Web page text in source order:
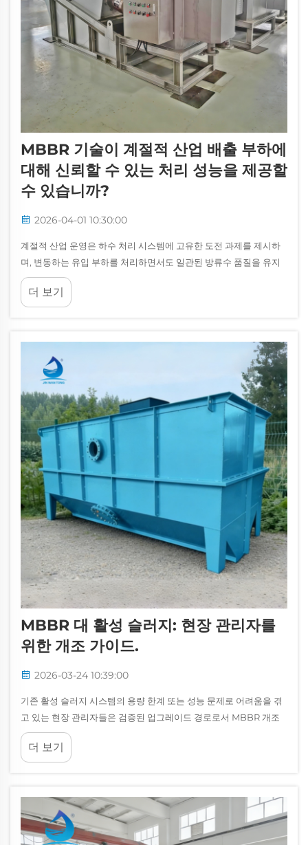
MBBR 기술이 계절적 산업 배출 부하에
대해 신뢰할 수 있는 처리 성능을 제공할
수 있습니까?
2026-04-01 10:30:00
계절적 산업 운영은 하수 처리 시스템에 고유한 도전 과제를 제시하
며, 변동하는 유입 부하를 처리하면서도 일관된 방류수 품질을 유지
할 수 있는 기술을 요구합니다. 이동식 바이오필름 반응기(Moving
Bed Biofilm Reactor, MBBR) 기술은 이러한 요구를 충족시키는
더 보기
MBBR 대 활성 슬러지: 현장 관리자를
위한 개조 가이드.
2026-03-24 10:39:00
기존 활성 슬러지 시스템의 용량 한계 또는 성능 문제로 어려움을 겪
고 있는 현장 관리자들은 검증된 업그레이드 경로로서 MBBR 개조
를 점차 더 많이 고려하고 있습니다. 기존의 전통적 활성 슬러지 공정
을 유지할 것인지, 아니면 MBBR로 전환할 것인지를 결정하는 과정
더 보기